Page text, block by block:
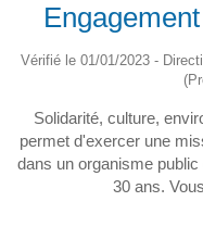
Vérifié le 01/01/2023 -
Solidarité, culture,
permet d'exercer une
dans un organisme
30 ans.